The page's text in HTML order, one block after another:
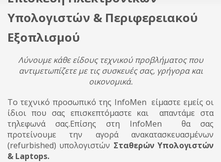
Υπολογιστών & Περιφερειακού
Εξοπλισμού
Λύνουμε κάθε είδους τεχνικού προβλήματος που
αντιμετωπίζετε με τις συσκευές σας, γρήγορα και
οικονομικά.
Το τεχνικό προσωπικό της InfoMen είμαστε εμείς οι
ίδιοι που σας επισκεπτόμαστε και απαντάμε στα
τηλεφωνά σας.Επίσης στη InfoMen θα σας
προτείνουμε την αγορά ανακατασκευασμένων
(refurbished) υπολογιστών Σταθερών Υπολογιστών
& Laptops.